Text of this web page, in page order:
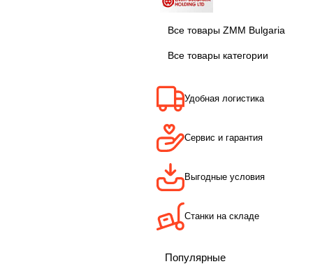
Все товары ZMM Bulgaria
Все товары категории
Удобная логистика
Сервис и гарантия
Выгодные условия
Станки на складе
Популярные